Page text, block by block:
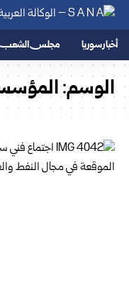
أخبار سوريا مجلس الشعب
الوسم: